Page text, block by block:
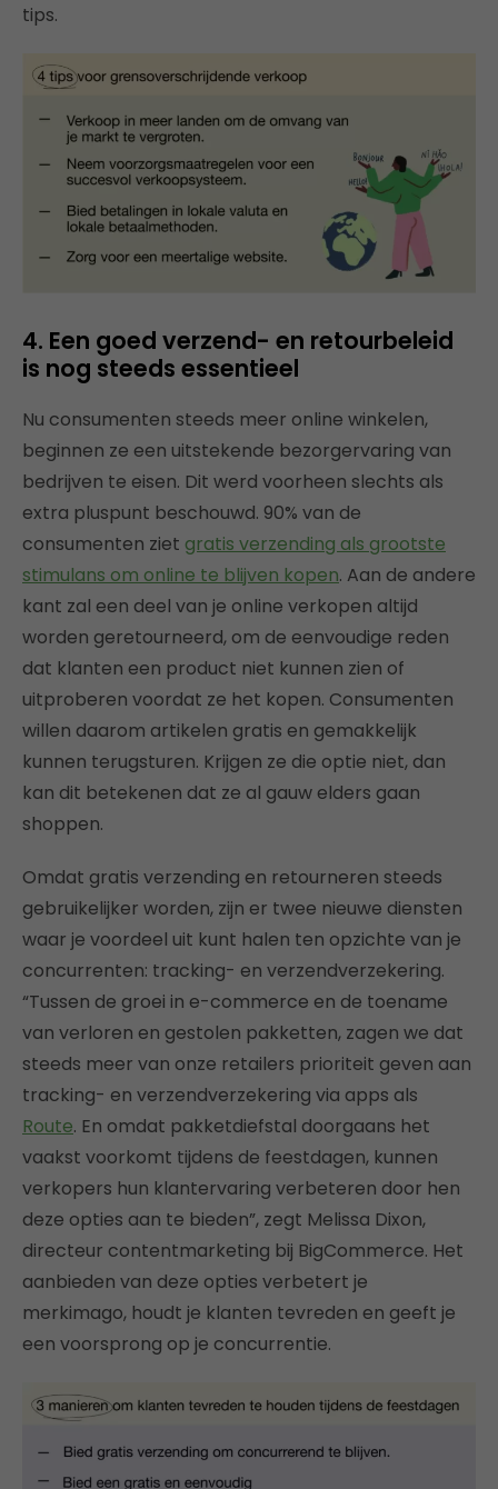
tips.
4. Een goed verzend- en retourbeleid
is nog steeds essentieel
Nu consumenten steeds meer online winkelen,
beginnen ze een uitstekende bezorgervaring van
bedrijven te eisen. Dit werd voorheen slechts als
extra pluspunt beschouwd. 90% van de
consumenten ziet gratis verzending als grootste
stimulans om online te blijven kopen. Aan de andere
kant zal een deel van je online verkopen altijd
worden geretourneerd, om de eenvoudige reden
dat klanten een product niet kunnen zien of
uitproberen voordat ze het kopen. Consumenten
willen daarom artikelen gratis en gemakkelijk
kunnen terugsturen. Krijgen ze die optie niet, dan
kan dit betekenen dat ze al gauw elders gaan
shoppen.
Omdat gratis verzending en retourneren steeds
gebruikelijker worden, zijn er twee nieuwe diensten
waar je voordeel uit kunt halen ten opzichte van je
concurrenten: tracking- en verzendverzekering.
“Tussen de groei in e-commerce en de toename
van verloren en gestolen pakketten, zagen we dat
steeds meer van onze retailers prioriteit geven aan
tracking- en verzendverzekering via apps als
Route. En omdat pakketdiefstal doorgaans het
vaakst voorkomt tijdens de feestdagen, kunnen
verkopers hun klantervaring verbeteren door hen
deze opties aan te bieden”, zegt Melissa Dixon,
directeur contentmarketing bij BigCommerce. Het
aanbieden van deze opties verbetert je
merkimago, houdt je klanten tevreden en geeft je
een voorsprong op je concurrentie.